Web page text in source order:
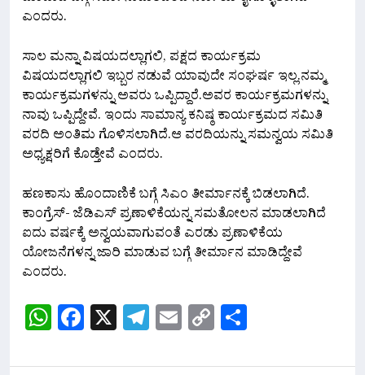
ಎಂದರು.
ಸಾಲ ಮನ್ನಾ ವಿಷಯದಲ್ಲಾಗಲಿ, ಪಕ್ಷದ ಕಾರ್ಯಕ್ರಮ
ವಿಷಯದಲ್ಲಾಗಲಿ ಇಬ್ಬರ ನಡುವೆ ಯಾವುದೇ ಸಂಘರ್ಷ ಇಲ್ಲ.ನಮ್ಮ
ಕಾರ್ಯಕ್ರಮಗಳನ್ನು ಅವರು ಒಪ್ಪಿದ್ದಾರೆ.ಅವರ ಕಾರ್ಯಕ್ರಮಗಳನ್ನು
ನಾವು ಒಪ್ಪಿದ್ದೇವೆ. ಇಂದು ಸಾಮಾನ್ಯ ಕನಿಷ್ಠ ಕಾರ್ಯಕ್ರಮದ ಸಮಿತಿ
ವರದಿ ಅಂತಿಮ ಗೊಳಿಸಲಾಗಿದೆ.ಆ ವರದಿಯನ್ನು ಸಮನ್ವಯ ಸಮಿತಿ
ಅಧ್ಯಕ್ಷರಿಗೆ ಕೊಡ್ತೇವೆ ಎಂದರು.
ಹಣಕಾಸು ಹೊಂದಾಣಿಕೆ ಬಗ್ಗೆ ಸಿಎಂ ತೀರ್ಮಾನಕ್ಕೆ ಬಿಡಲಾಗಿದೆ.
ಕಾಂಗ್ರೆಸ್- ಜೆಡಿಎಸ್ ಪ್ರಣಾಳಿಕೆಯನ್ನ ಸಮತೋಲನ ಮಾಡಲಾಗಿದೆ‌
ಐದು ವರ್ಷಕ್ಕೆ ಅನ್ವಯವಾಗುವಂತೆ ಎರಡು ಪ್ರಣಾಳಿಕೆಯ
ಯೋಜನೆಗಳನ್ನ ಜಾರಿ ಮಾಡುವ ಬಗ್ಗೆ ತೀರ್ಮಾನ ಮಾಡಿದ್ದೇವೆ
ಎಂದರು.
WhatsApp
Facebook
X Telegram
Email
Copy
Link